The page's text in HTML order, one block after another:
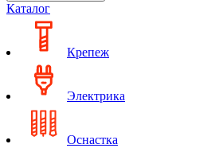
Каталог
Крепеж
Электрика
Оснастка